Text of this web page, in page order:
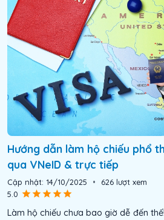
Hướng dẫn làm hộ chiếu phổ
qua VNeID & trực tiếp
Cập nhật: 14/10/2025 • 626 lượt xem
5.0
Làm hộ chiếu chưa bao giờ dễ đến